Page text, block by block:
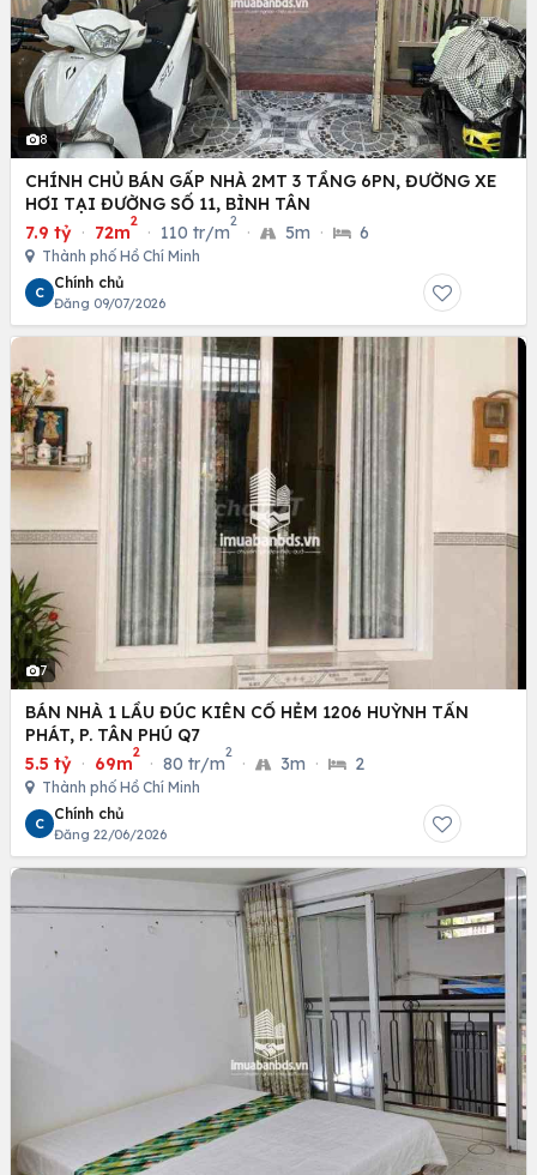
8
CHÍNH CHỦ BÁN GẤP NHÀ 2MT 3 TẦNG 6PN, ĐƯỜNG XE
HƠI TẠI ĐƯỜNG SỐ 11, BÌNH TÂN
7.9 tỷ · 72m
2
· 110 tr/m
2
· 5m · 6
Thành phố Hồ Chí Minh
C
Chính chủ
Đăng 09/07/2026
7
BÁN NHÀ 1 LẦU ĐÚC KIÊN CỐ HẺM 1206 HUỲNH TẤN
PHÁT, P. TÂN PHÚ Q7
5.5 tỷ · 69m
2
· 80 tr/m
2
· 3m · 2
Thành phố Hồ Chí Minh
C
Chính chủ
Đăng 22/06/2026